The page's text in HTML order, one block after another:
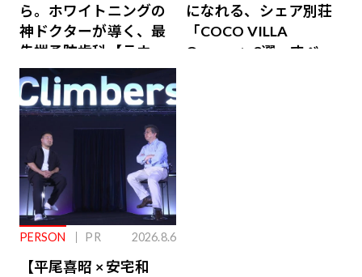
ら。ホワイトニングの
神ドクターが導く、最
先端予防歯科【ラウン
ジ会員特典あり】
になれる、シェア別荘
「COCO VILLA
Owners」3選。すべて
PERSON PR 2026.8.6
【平尾喜昭 × 安宅和